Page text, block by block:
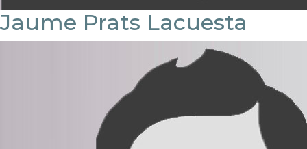
Jaume Prats Lacuesta